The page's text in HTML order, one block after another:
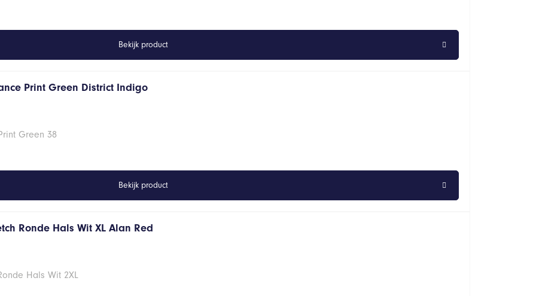
Bekijk product
Print Green District Indigo
Green 38
Bekijk product
Ronde Hals Wit XL Alan Red
Hals Wit 2XL